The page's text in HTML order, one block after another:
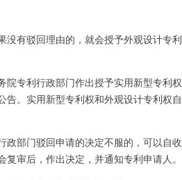
有驳回理由的，就会授予外观设计专利
院专利行政部门作出授予实用新型专利权
告。实用新型专利权和外观设计专利权自
政部门驳回申请的决定不服的，可以自收
审后，作出决定，并通知专利申请人。